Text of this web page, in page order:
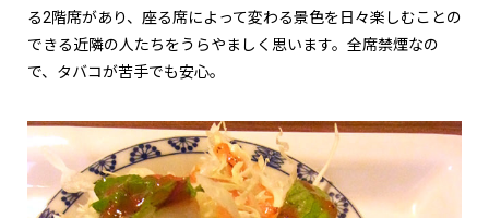
る2階席があり、座る席によって変わる景色を日々楽しむことの
できる近隣の人たちをうらやましく思います。全席禁煙なの
で、タバコが苦手でも安心。